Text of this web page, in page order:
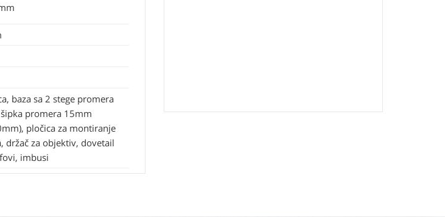
baza sa 2 stege promera
promera 15mm
pločica za montiranje
držač za objektiv, dovetail
imbusi